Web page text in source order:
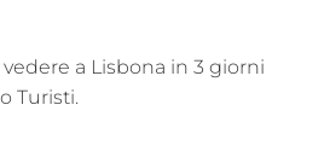
vedere a Lisbona in 3 giorni
Turisti.